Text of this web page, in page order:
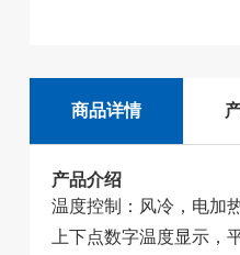
商品详情
产品介绍
温度控制：风冷，电加
上下点数字温度显示，